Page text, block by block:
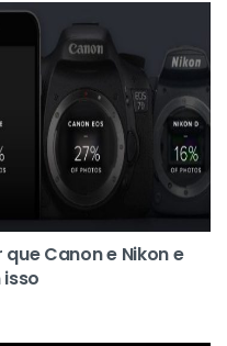
Canon e Nikon e